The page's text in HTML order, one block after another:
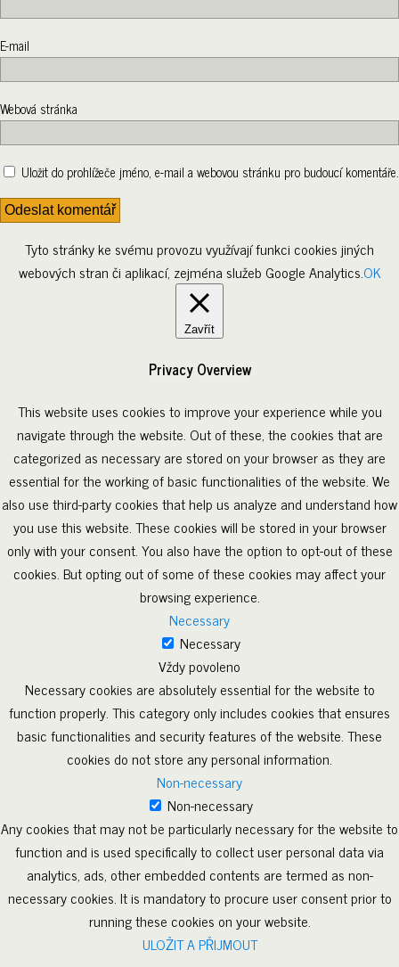
E-mail
Webová stránka
Uložit do prohlížeče jméno, e-mail a webovou stránku pro budoucí komentáře.
Tyto stránky ke svému provozu využívají funkci cookies jiných
webových stran či aplikací, zejména služeb Google Analytics.OK
Zavřít
Privacy Overview
This website uses cookies to improve your experience while you
navigate through the website. Out of these, the cookies that are
categorized as necessary are stored on your browser as they are
essential for the working of basic functionalities of the website. We
also use third-party cookies that help us analyze and understand how
you use this website. These cookies will be stored in your browser
only with your consent. You also have the option to opt-out of these
cookies. But opting out of some of these cookies may affect your
browsing experience.
Necessary
Necessary
Vždy povoleno
Necessary cookies are absolutely essential for the website to
function properly. This category only includes cookies that ensures
basic functionalities and security features of the website. These
cookies do not store any personal information.
Non-necessary
Non-necessary
Any cookies that may not be particularly necessary for the website to
function and is used specifically to collect user personal data via
analytics, ads, other embedded contents are termed as non-
necessary cookies. It is mandatory to procure user consent prior to
running these cookies on your website.
ULOŽIT A PŘIJMOUT